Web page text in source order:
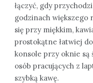
łączyć, gdy
godzinach większego
się przy miękkim,
prostokątne łatwiej
konsole przy oknie
osób pracujących z
szybką kawę.